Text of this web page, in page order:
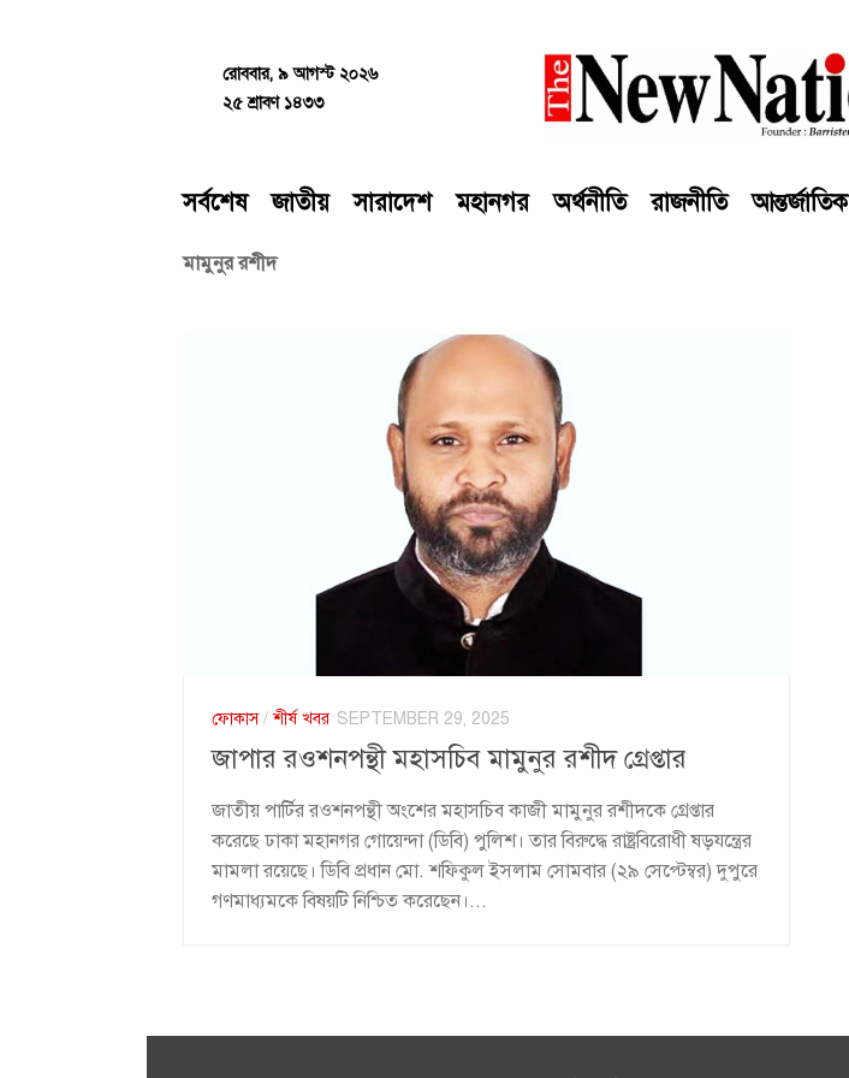
রোববার, ৯ আগস্ট ২০২৬
২৫ শ্রাবণ ১৪৩৩
সর্বশেষ জাতীয় সারাদেশ মহানগর অর্থনীতি রাজনীতি আন্তর্জাতিক
মামুনুর রশীদ
ফোকাস/শীর্ষ খবর SEPTEMBER 29, 2025
জাপার রওশনপন্থী মহাসচিব মামুনুর রশীদ গ্রেপ্তার
জাতীয় পার্টির রওশনপন্থী অংশের মহাসচিব কাজী মামুনুর রশীদকে গ্রেপ্তার
করেছে ঢাকা মহানগর গোয়েন্দা (ডিবি) পুলিশ। তার বিরুদ্ধে রাষ্ট্রবিরোধী ষড়যন্ত্রের
মামলা রয়েছে। ডিবি প্রধান মো. শফিকুল ইসলাম সোমবার (২৯ সেপ্টেম্বর) দুপুরে
গণমাধ্যমকে বিষয়টি নিশ্চিত করেছেন।...